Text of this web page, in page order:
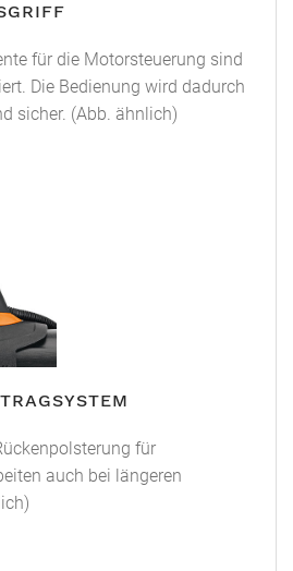
für die Motorsteuerung sind
Die Bedienung wird dadurch
sicher. (Abb. ähnlich)
für
auch bei längeren